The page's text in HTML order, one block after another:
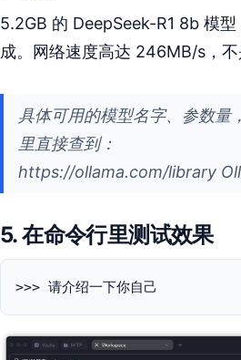
5.2GB 的 DeepSeek-R1 8b 模
成。网络速度高达 246MB/s，不
具体可用的模型名字、参数量
里直接查到：
https://ollama.com/library
5. 在命令行里测试效果
>>> 请介绍一下你自己